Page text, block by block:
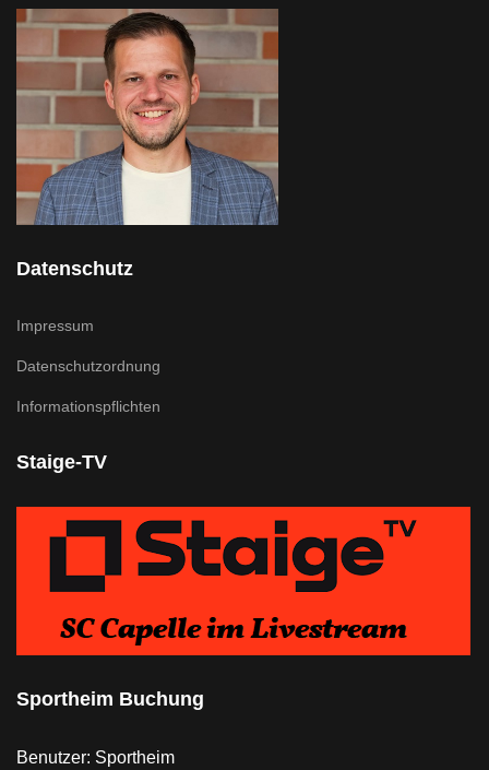
Datenschutz
Impressum
Datenschutzordnung
Informationspflichten
Staige-TV
Sportheim Buchung
Benutzer: Sportheim